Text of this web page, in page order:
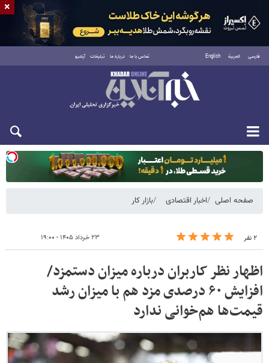
فارسی العربية English تماس با ما درباره ما تبلیغات آرشیو
یکشنبه ۱۸ مرداد ۱۴۰۵
صفحه اصلی اخبار اقتصادی بازار کار
۲ نفر ۲۳ خرداد ۱۴۰۵ - ۱۹:۰۰
اظهار نظر کاربران درباره میزان دستمزد/
افزایش ۶۰ درصدی مزد هم با میزان رشد
قیمت‌ها هم‌خوانی ندارد
×